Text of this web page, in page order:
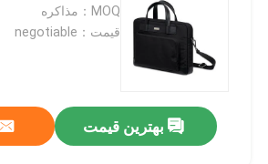
MOQ：مذاکره
قیمت：negotiable
بهترین قیمت